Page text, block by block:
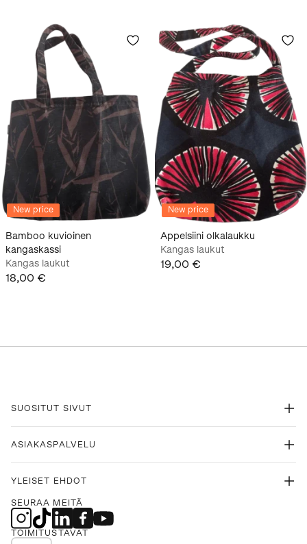
New price
Bamboo kuvioinen
kangaskassi
Kangas laukut
18,00 €
New price
Appelsiini olkalaukku
Kangas laukut
19,00 €
SUOSITUT SIVUT
ASIAKASPALVELU
YLEISET EHDOT
SEURAA MEITÄ
TOIMITUSTAVAT